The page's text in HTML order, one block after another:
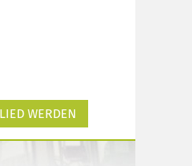
WERDEN